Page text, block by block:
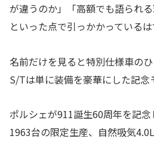
が違うのか」「高額でも語られ
といった点で引っかかっているは
名前だけを見ると特別仕様車の
S/Tは単に装備を豪華にした記念
ポルシェが911誕生60周年を記
1963台の限定生産、自然吸気